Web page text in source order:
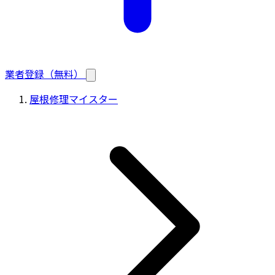
業者登録（無料）
屋根修理マイスター